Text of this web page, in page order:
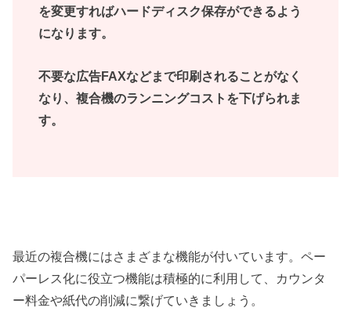
を変更すればハードディスク保存ができるよう
になります。
不要な広告FAXなどまで印刷されることがなく
なり、複合機のランニングコストを下げられま
す。
最近の複合機にはさまざまな機能が付いています。ペー
パーレス化に役立つ機能は積極的に利用して、カウンタ
ー料金や紙代の削減に繋げていきましょう。